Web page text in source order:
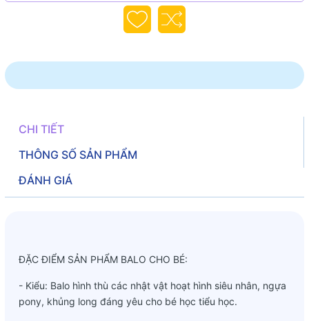
CHI TIẾT
THÔNG SỐ SẢN PHẨM
ĐÁNH GIÁ
ĐẶC ĐIỂM SẢN PHẨM BALO CHO BÉ:
- Kiểu: Balo hình thù các nhật vật hoạt hình siêu nhân, ngựa
pony, khủng long đáng yêu cho bé học tiểu học.